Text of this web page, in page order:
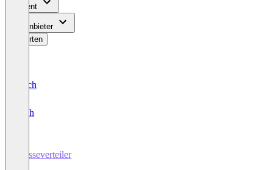
Content
Für Anbieter
Bewerten
Deutsch
English
Presseverteiler